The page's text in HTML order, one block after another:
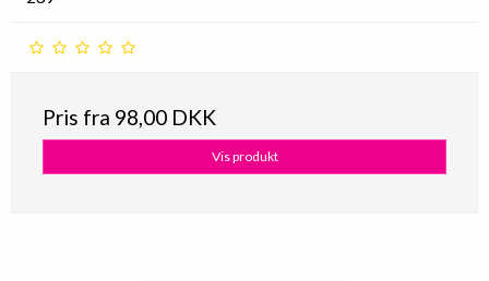
Pris fra 98,00 DKK
Vis produkt